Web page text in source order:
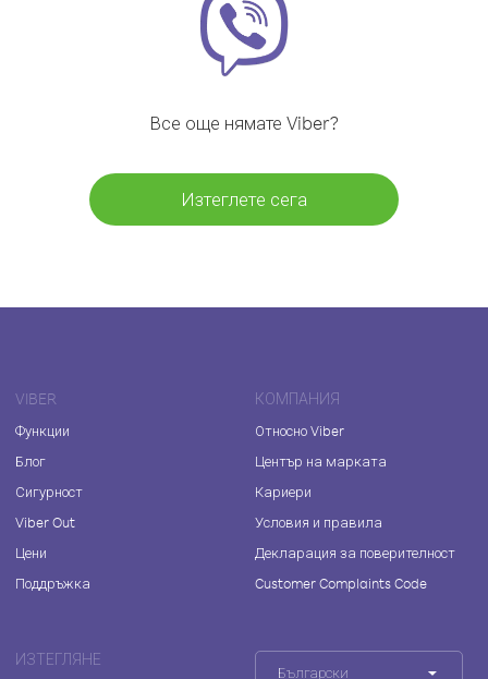
Все още нямате Viber?
Изтеглете сега
VIBER
Функции
Блог
Сигурност
Viber Out
Цени
Поддръжка
КОМПАНИЯ
Относно Viber
Център на марката
Кариери
Условия и правила
Декларация за поверителност
Customer Complaints Code
ИЗТЕГЛЯНЕ
Български